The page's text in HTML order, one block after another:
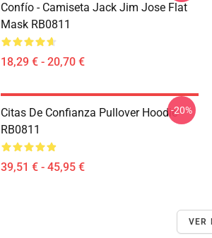
Confío - Camiseta Jack Jim Jose Flat
Mask RB0811
18,29 € - 20,70 €
Citas De Confianza Pullover Hoodie
RB0811
39,51 € - 45,95 €
-20%
VER